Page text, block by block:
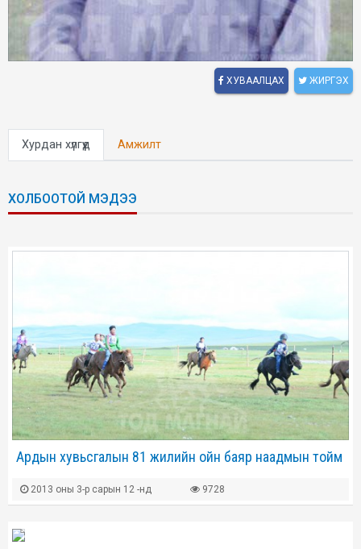
ХУВААЛЦАХ ЖИРГЭХ
Хурдан хүлгүүд Амжилт
ХОЛБООТОЙ МЭДЭЭ
Ардын хувьсгалын 81 жилийн ойн баяр наадмын тойм
2013 оны 3-р сарын 12 -нд 9728